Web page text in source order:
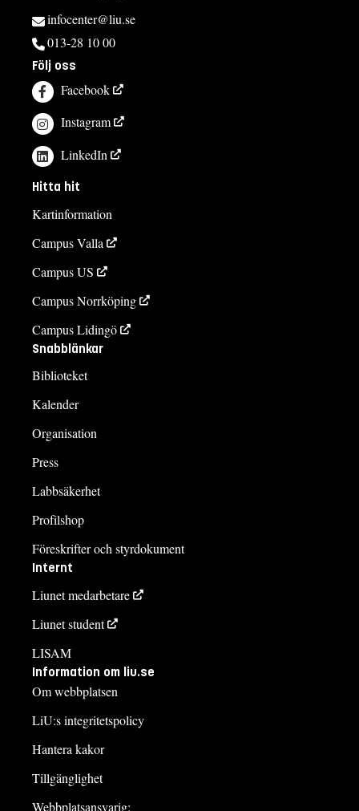
infocenter@liu.se
013-28 10 00
Följ oss
Facebook
Instagram
LinkedIn
Hitta hit
Kartinformation
Campus Valla
Campus US
Campus Norrköping
Campus Lidingö
Snabblänkar
Biblioteket
Kalender
Organisation
Press
Labbsäkerhet
Profilshop
Föreskrifter och styrdokument
Internt
Liunet medarbetare
Liunet student
LISAM
Information om liu.se
Om webbplatsen
LiU:s integritetspolicy
Hantera kakor
Tillgänglighet
Webbplatsansvarig: